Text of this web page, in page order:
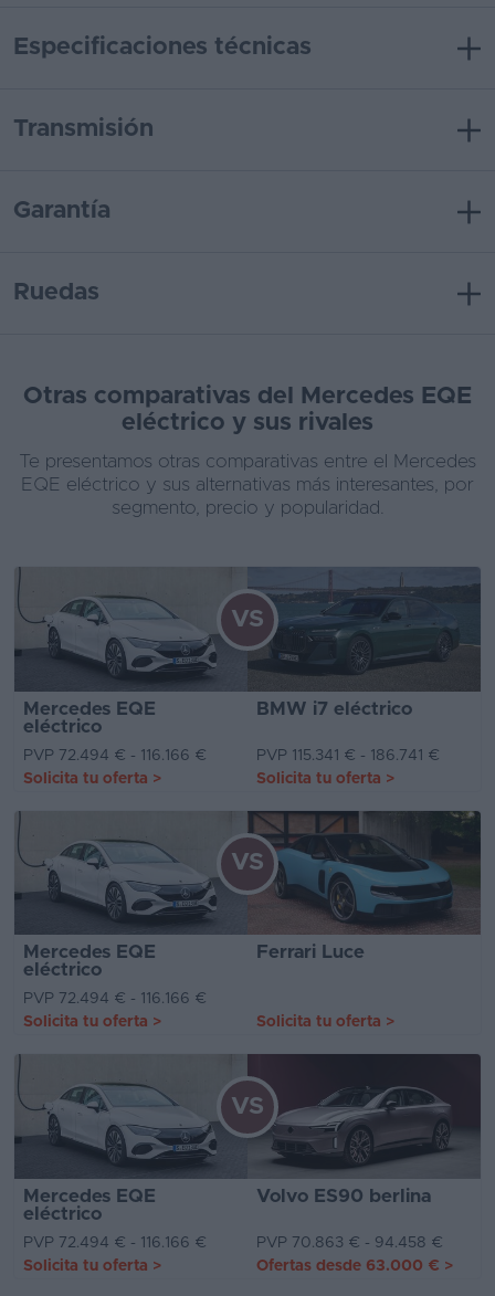
Especificaciones técnicas
Transmisión
Garantía
Ruedas
Otras comparativas del Mercedes EQE
eléctrico y sus rivales
Te presentamos otras comparativas entre el Mercedes
EQE eléctrico y sus alternativas más interesantes, por
segmento, precio y popularidad.
Mercedes EQE
eléctrico
BMW i7 eléctrico
VS
PVP 72.494 € - 116.166 €
PVP 115.341 € - 186.741 €
Solicita tu oferta > Solicita tu oferta >
Mercedes EQE
eléctrico
Ferrari Luce
VS
PVP 72.494 € - 116.166 €
Solicita tu oferta > Solicita tu oferta >
Mercedes EQE
eléctrico
Volvo ES90 berlina
VS
PVP 72.494 € - 116.166 €
PVP 70.863 € - 94.458 €
Solicita tu oferta > Ofertas desde 63.000 € >